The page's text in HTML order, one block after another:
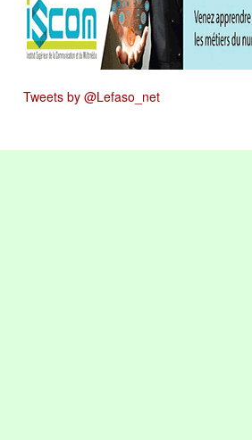
Tweets by @Lefaso_net